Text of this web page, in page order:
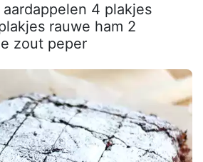
aardappelen 4 plakjes
rauwe ham 2
zout peper